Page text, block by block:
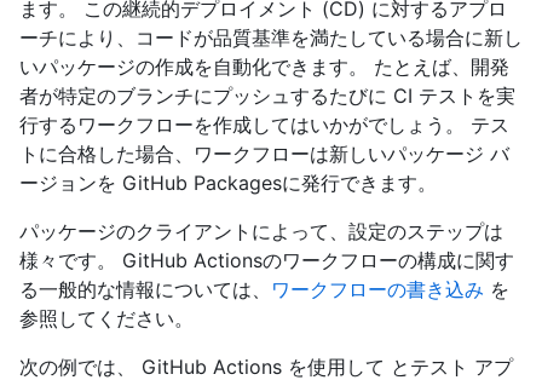
ます。 この継続的デプロイメント (CD) に対するアプロ
ーチにより、コードが品質基準を満たしている場合に新し
いパッケージの作成を自動化できます。 たとえば、開発
者が特定のブランチにプッシュするたびに CI テストを実
行するワークフローを作成してはいかがでしょう。 テス
トに合格した場合、ワークフローは新しいパッケージ バ
ージョンを GitHub Packagesに発行できます。
パッケージのクライアントによって、設定のステップは
様々です。 GitHub Actionsのワークフローの構成に関す
る一般的な情報については、 ワークフローの書き込み を
参照してください。
次の例では、 GitHub Actions を使用して とテスト アプ